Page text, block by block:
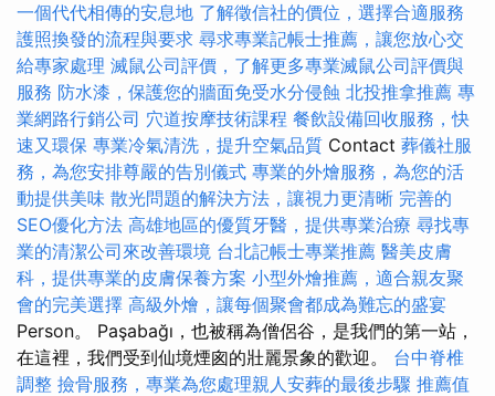
一個代代相傳的安息地 了解徵信社的價位，選擇合適服務
護照換發的流程與要求 尋求專業記帳士推薦，讓您放心交
給專家處理 滅鼠公司評價，了解更多專業滅鼠公司評價與
服務 防水漆，保護您的牆面免受水分侵蝕 北投推拿推薦 專
業網路行銷公司 穴道按摩技術課程 餐飲設備回收服務，快
速又環保 專業冷氣清洗，提升空氣品質 Contact 葬儀社服
務，為您安排尊嚴的告別儀式 專業的外燴服務，為您的活
動提供美味 散光問題的解決方法，讓視力更清晰 完善的
SEO優化方法 高雄地區的優質牙醫，提供專業治療 尋找專
業的清潔公司來改善環境 台北記帳士專業推薦 醫美皮膚
科，提供專業的皮膚保養方案 小型外燴推薦，適合親友聚
會的完美選擇 高級外燴，讓每個聚會都成為難忘的盛宴
Person。 Paşabağı，也被稱為僧侶谷，是我們的第一站，
在這裡，我們受到仙境煙囪的壯麗景象的歡迎。 台中脊椎
調整 撿骨服務，專業為您處理親人安葬的最後步驟 推薦值